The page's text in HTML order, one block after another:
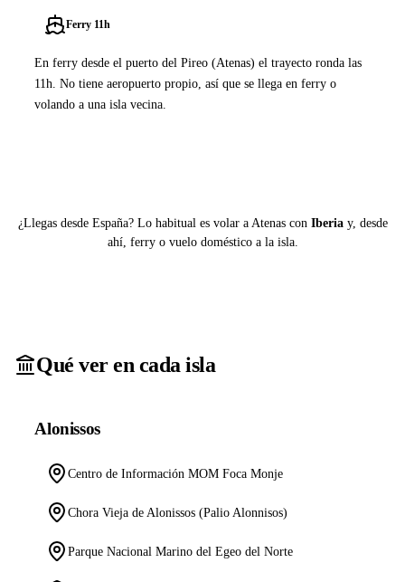
Ferry 11h
En ferry desde el puerto del Pireo (Atenas) el trayecto ronda las
11h. No tiene aeropuerto propio, así que se llega en ferry o
volando a una isla vecina.
¿Llegas desde España? Lo habitual es volar a Atenas con Iberiay, desde
ahí, ferry o vuelo doméstico a la isla.
Qué ver en cada isla
Alonissos
Centro de Información MOM Foca Monje
Chora Vieja de Alonissos (Palio Alonnisos)
Parque Nacional Marino del Egeo del Norte